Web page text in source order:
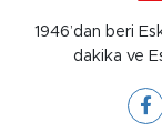
1946’dan beri
dakika ve